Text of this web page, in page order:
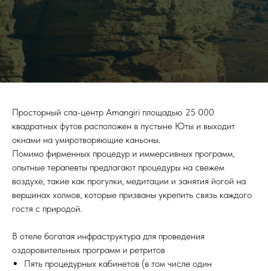
Просторный спа-центр Amangiri площадью 25 000
квадратных футов расположен в пустыне Юты и выходит
окнами на умиротворяющие каньоны.
Помимо фирменных процедур и иммерсивных программ,
опытные терапевты предлагают процедуры на свежем
воздухе, такие как прогулки, медитации и занятия йогой на
вершинах холмов, которые призваны укрепить связь каждого
гостя с природой.
В отеле богатая инфраструктура для проведения
оздоровительных программ и ретритов
Пять процедурных кабинетов (в том числе один